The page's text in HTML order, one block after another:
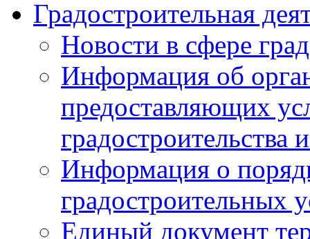
Градостроительная
Новости в сфере
Информация об
предоставляющих
градостроительства
Информация о
градостроительных
Единый документ